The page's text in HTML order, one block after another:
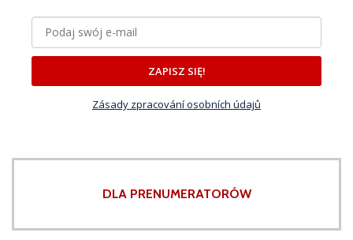
ZAPISZ SIĘ!
Zásady zpracování osobních údajů
DLA PRENUMERATORÓW